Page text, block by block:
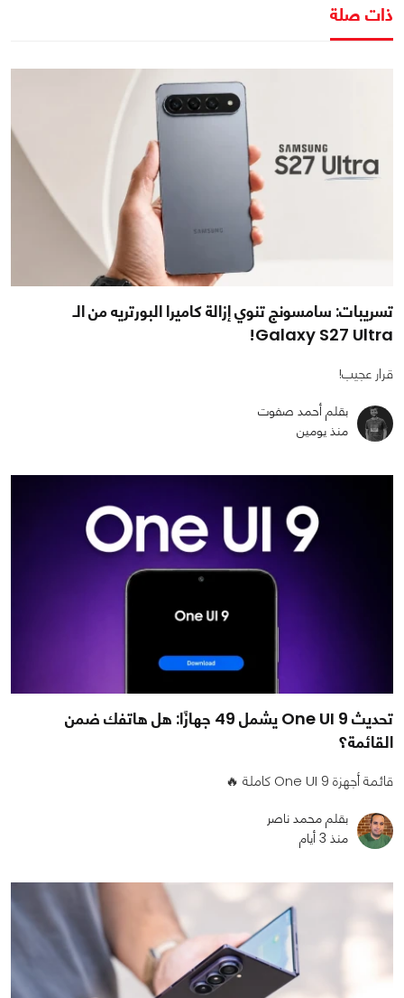
ذات صلة
تسريبات: سامسونج تنوي إزالة كاميرا البورتريه من الـ
Galaxy S27 Ultra!
قرار عجيب!
بقلم أحمد صفوت
منذ يومين
تحديث One UI 9 يشمل 49 جهازًا: هل هاتفك ضمن
القائمة؟
قائمة أجهزة One UI 9 كاملة 🔥
بقلم محمد ناصر
منذ 3 أيام